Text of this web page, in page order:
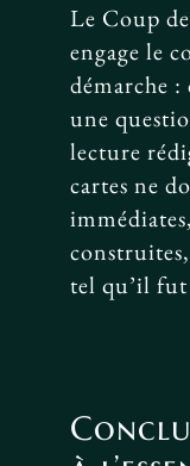
Le Coup
engage le
démarche :
une
lecture
cartes ne
tel qu’il fut